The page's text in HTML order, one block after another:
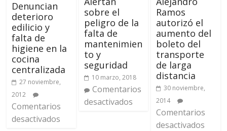
Denuncian
deterioro
edilicio y
falta de
higiene en la
cocina
centralizada
27 noviembre,
2012
Comentarios
desactivados
sobre el
peligro de la
falta de
mantenimien
to y
seguridad
10 marzo, 2018
Comentarios
desactivados
Ramos
autorizó el
aumento del
boleto del
transporte
de larga
distancia
30 noviembre,
2014
Comentarios
desactivados